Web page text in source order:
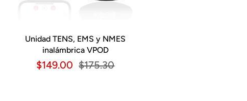
Unidad TENS, EMS y NMES
inalámbrica VPOD
$149.00 $175.30